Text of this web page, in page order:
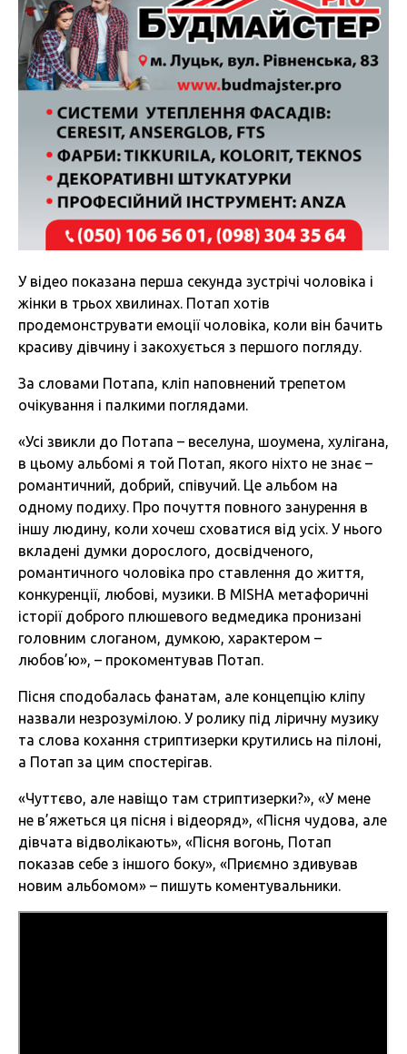
У відео показана перша секунда зустрічі чоловіка і
жінки в трьох хвилинах. Потап хотів
продемонструвати емоції чоловіка, коли він бачить
красиву дівчину і закохується з першого погляду.
За словами Потапа, кліп наповнений трепетом
очікування і палкими поглядами.
«Усі звикли до Потапа – веселуна, шоумена, хулігана,
в цьому альбомі я той Потап, якого ніхто не знає –
романтичний, добрий, співучий. Це альбом на
одному подиху. Про почуття повного занурення в
іншу людину, коли хочеш сховатися від усіх. У нього
вкладені думки дорослого, досвідченого,
романтичного чоловіка про ставлення до життя,
конкуренції, любові, музики. В MISHA метафоричні
історії доброго плюшевого ведмедика пронизані
головним слоганом, думкою, характером –
любов’ю», – прокоментував Потап.
Пісня сподобалась фанатам, але концепцію кліпу
назвали незрозумілою. У ролику під ліричну музику
та слова кохання стриптизерки крутились на пілоні,
а Потап за цим спостерігав.
«Чуттєво, але навіщо там стриптизерки?», «У мене
не в’яжеться ця пісня і відеоряд», «Пісня чудова, але
дівчата відволікають», «Пісня вогонь, Потап
показав себе з іншого боку», «Приємно здивував
новим альбомом» – пишуть коментувальники.